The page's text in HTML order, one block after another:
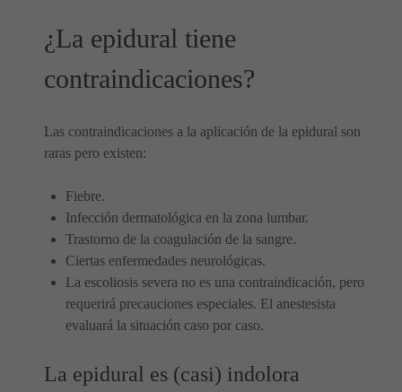
¿La epidural tiene
contraindicaciones?
Las contraindicaciones a la aplicación de la epidural son
raras pero existen:
Fiebre.
Infección dermatológica en la zona lumbar.
Trastorno de la coagulación de la sangre.
Ciertas enfermedades neurológicas.
La escoliosis severa no es una contraindicación, pero
requerirá precauciones especiales. El anestesista
evaluará la situación caso por caso.
La epidural es (casi) indolora